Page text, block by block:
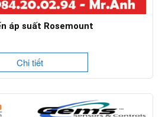
áp suất Rosemount
Chi tiết